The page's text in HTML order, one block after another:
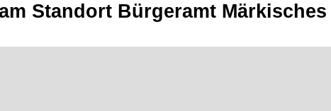
Standort Bürgeramt Märkisches